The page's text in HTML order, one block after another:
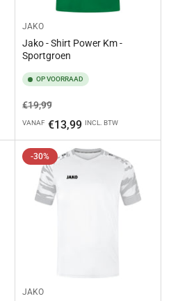
JAKO
Jako - Shirt Power Km -
Sportgroen
OP VOORRAAD
Normale
prijs
€19,99Aanbiedingsprijs
VANAF €13,99 INCL. BTW
-30%
JAKO